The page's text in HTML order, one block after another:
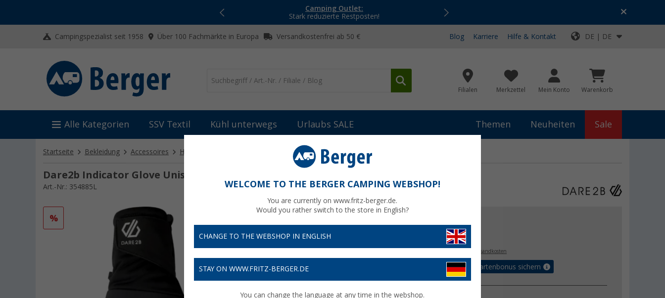
Camping Outlet:
Stark reduzierte Restposten!
Top-Deals für dein Abenteuer!
Campingspezialist seit 1958 Über 100 Fachmärkte in Europa Versandkostenfrei ab 50 € Blog Karriere Hilfe & Kontakt DE | DE
Filialen Merkzettel Mein Konto Warenkorb
Alle Kategorien SSV Textil Kühl unterwegs Urlaubs SALE Themen Neuheiten Sale
Startseite Bekleidung Accessoires Handschuhe, Gürtel & Sonstiges Dare2b Indicator Glove Unisex Skihandschuhe
Dare2b Indicator Glove Unisex Skihandschuhe
Art.-Nr.: 354885L
%
€
zzgl. Versandkosten
Bis zu 5% Vorteilskartenbonus sichern
WELCOME TO THE BERGER CAMPING WEBSHOP!
You are currently on www.fritz-berger.de.
Would you rather switch to the store in English?
CHANGE TO THE WEBSHOP IN ENGLISH
STAY ON WWW.FRITZ-BERGER.DE
You can change the language at any time in the webshop.